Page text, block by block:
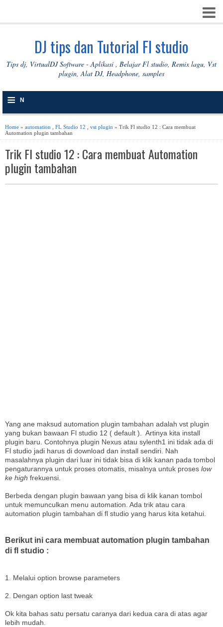
DJ tips dan Tutorial Fl studio
Tips dj, VirtualDJ Software - Aplikasi , Belajar Fl studio, Remix lagu, Vst
plugin, Alat DJ, Headphone, samples
≡ N
V
G
Home » automation FL Studio 12 vst plugin » Trik Fl studio 12 : Cara membuat
Automation plugin tambahan
Trik Fl studio 12 : Cara membuat Automation
plugin tambahan
Yang ane maksud automation plugin tambahan adalah vst plugin
yang bukan bawaan Fl studio 12 ( default ). Artinya kita install
plugin baru. Contohnya plugin Nexus atau sylenth1 ini tidak ada di
Fl studio jadi harus di download dan install sendiri. Nah
masalahnya plugin dari luar ini tidak bisa di klik kanan pada tombol
pengaturannya untuk proses otomatis, misalnya untuk proses low
ke high frekuensi.
Berbeda dengan plugin bawaan yang bisa di klik kanan tombol
untuk memunculkan menu automation. Ada trik atau cara
automation plugin tambahan di fl studio yang harus kita ketahui.
Berikut ini cara membuat automation plugin tambahan
di fl studio :
1. Melalui option browse parameters
2. Dengan option last tweak
Ok kita bahas satu persatu caranya dari kedua cara di atas agar
lebih mudah.